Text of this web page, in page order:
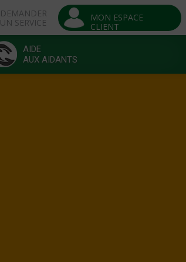
DEMANDER
UN SERVICE
MON ESPACE
CLIENT
AIDE
AUX AIDANTS